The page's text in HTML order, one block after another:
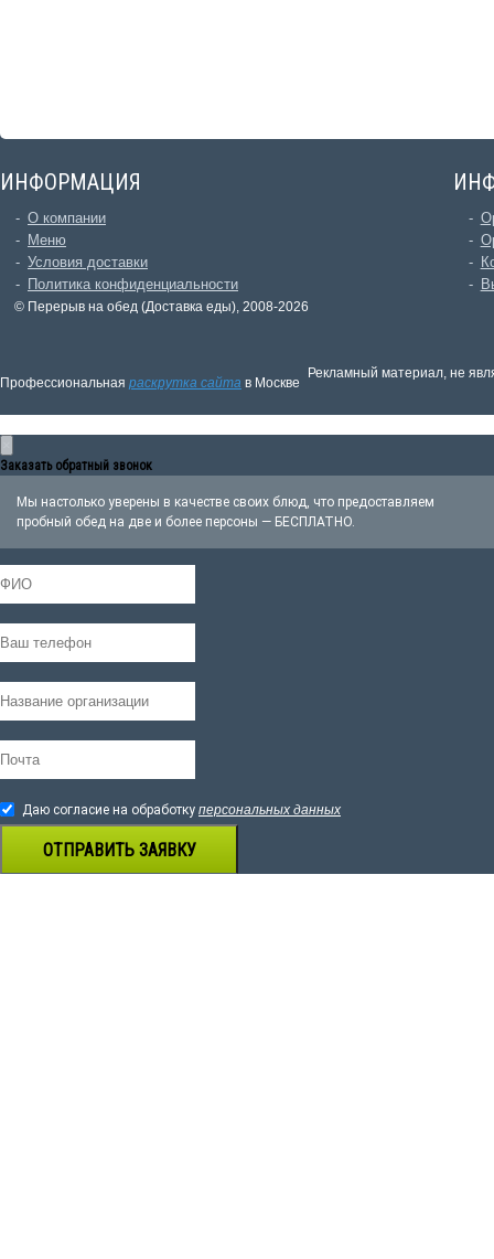
Профессиональная раскрутка сайта в Москве
ИНФОРМАЦИЯ
О компании
Меню
Условия доставки
Политика конфиденциальности
© Перерыв на обед (Доставка еды), 2008-2026
Рекламный материал, не
Заказать обратный звонок
Мы настолько уверены в качестве своих блюд, что предоставляем
пробный обед на две и более персоны — БЕСПЛАТНО.
Даю согласие на обработку персональных данных
ОТПРАВИТЬ ЗАЯВКУ